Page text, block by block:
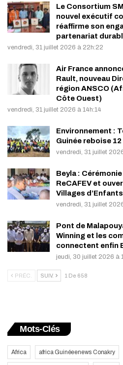
Le Consortium
nouvel exécutif
réaffirme son
partenariat
vendredi, 31 juillet 2026 à 22h:22
Air France
Rault, nouveau
région ANSCO
Côte Ouest)
vendredi, 31 juillet 2026 à 14h:14
Environnement :
Guinée reboise
vendredi, 31 juillet
Beyla :
ReCAFEV et
Villages d’Enfants
vendredi, 31 juillet
Pont de
Winning et les
connectent enfin
jeudi, 30 juillet 2026 à
PRÉC. SUIV. 1 De 658
Mots-Clés
Africa africa Guinéeenews Conakry